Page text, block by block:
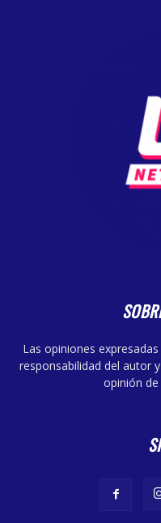
Las opiniones
responsabilidad del autor
opinión